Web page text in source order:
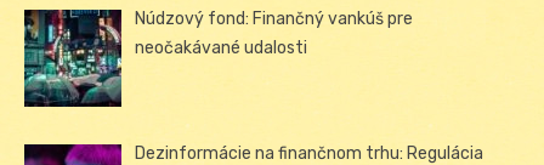
Núdzový fond: Finančný vankúš pre
neočakávané udalosti
Dezinformácie na finančnom trhu: Regulácia